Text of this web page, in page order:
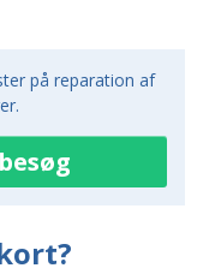
på reparation af